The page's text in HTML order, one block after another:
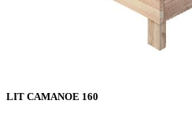
LIT CAMANOE 160